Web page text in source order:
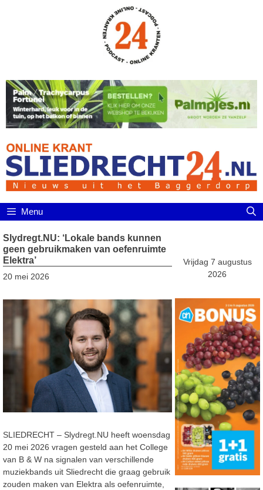
Menu
Slydregt.NU: ‘Lokale bands kunnen
geen gebruikmaken van oefenruimte
Elektra’
20 mei 2026
SLIEDRECHT – Slydregt.NU heeft woensdag
20 mei 2026 vragen gesteld aan het College
van B & W na signalen van verschillende
muziekbands uit Sliedrecht die graag gebruik
zouden maken van Elektra als oefenruimte,
Vrijdag 7 augustus
2026